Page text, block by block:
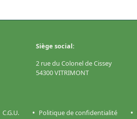
Siège social:
2 rue du Colonel de Cissey
54300 VITRIMONT
C.G.U. Politique de confidentialité